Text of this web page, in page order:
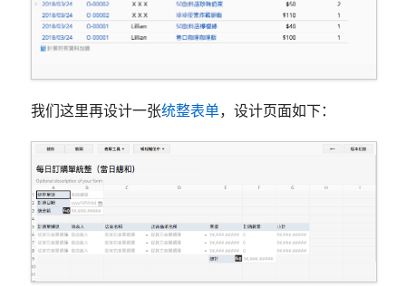
我们这里再设计一张统整表单，设计页面如下：